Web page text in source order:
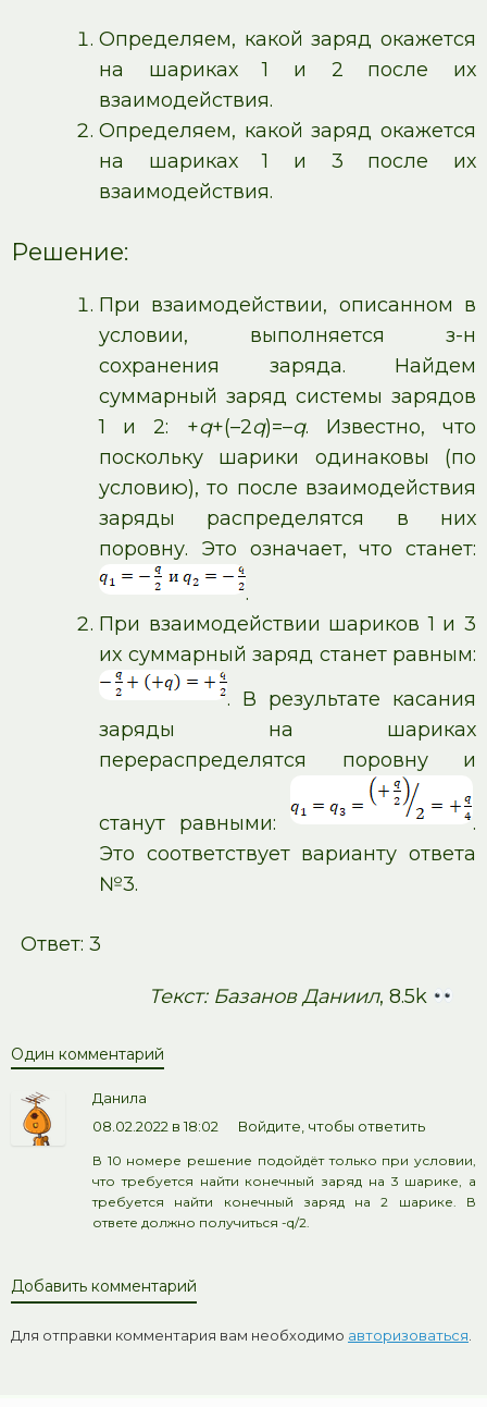
Определяем, какой заряд окажется
на шариках 1 и 2 после их
взаимодействия.
Определяем, какой заряд окажется
на шариках 1 и 3 после их
взаимодействия.
Решение:
При взаимодействии, описанном в
условии, выполняется з-н
сохранения заряда. Найдем
суммарный заряд системы зарядов
1 и 2: +q+(–2q)=–q. Известно, что
поскольку шарики одинаковы (по
условию), то после взаимодействия
заряды распределятся в них
поровну. Это означает, что станет:
.
При взаимодействии шариков 1 и 3
их суммарный заряд станет равным:
. В результате касания
заряды на шариках
перераспределятся поровну и
станут равными:
.
Это соответствует варианту ответа
№3.
Ответ: 3
Текст: Базанов Даниил, 8.5k
Один комментарий
Данила
08.02.2022 в 18:02
Войдите, чтобы ответить
В 10 номере решение подойдёт только при условии,
что требуется найти конечный заряд на 3 шарике, а
требуется найти конечный заряд на 2 шарике. В
ответе должно получиться -q/2.
Добавить комментарий
Для отправки комментария вам необходимо авторизоваться